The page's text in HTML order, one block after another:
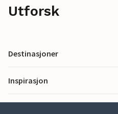
Utforsk
Destinasjoner
Inspirasjon